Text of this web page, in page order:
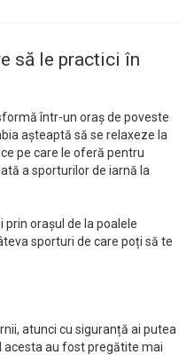
să le practici în
într-un oraș de poveste
așteaptă să se relaxeze la
pe care le oferă pentru
a sporturilor de iarnă la
prin orașul de la poalele
sporturi de care poți să te
atunci cu siguranță ai putea
acesta au fost pregătite mai